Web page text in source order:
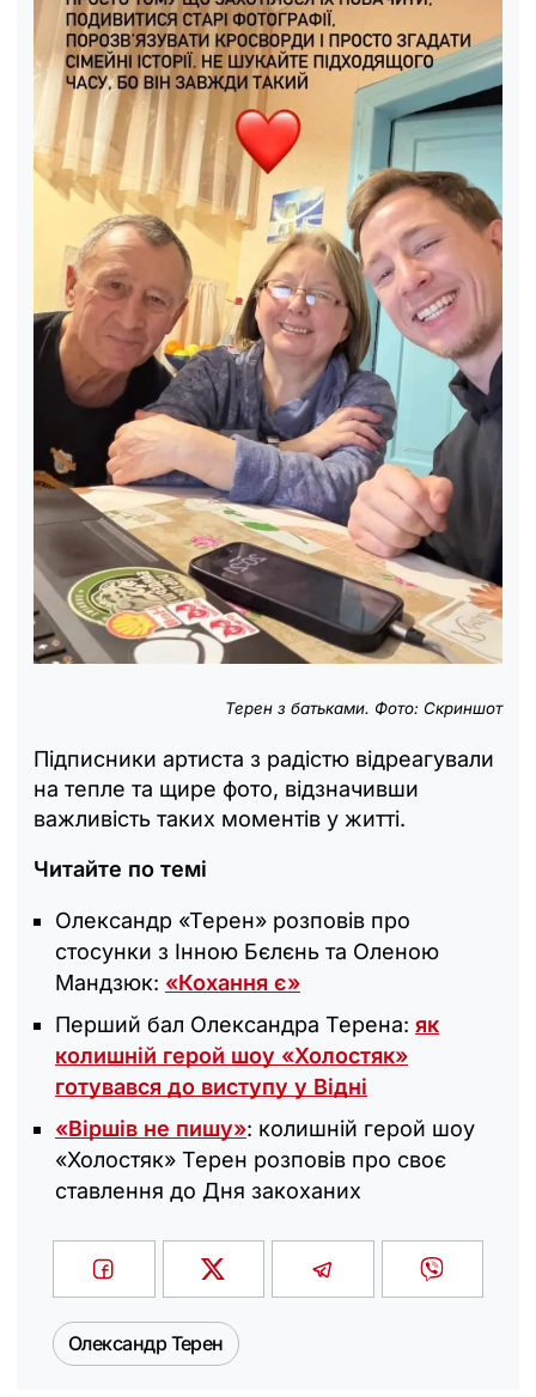
Терен з батьками. Фото: Скриншот
Підписники артиста з радістю відреагували
на тепле та щире фото, відзначивши
важливість таких моментів у житті.
Читайте по темі
Олександр «Терен» розповів про
стосунки з Інною Бєлєнь та Оленою
Мандзюк: «Кохання є»
Перший бал Олександра Терена: як
колишній герой шоу «Холостяк‎»
готувався до виступу у Відні
«Віршів не пишу»: колишній герой шоу
«Холостяк» Терен розповів про своє
ставлення до Дня закоханих
Олександр Терен